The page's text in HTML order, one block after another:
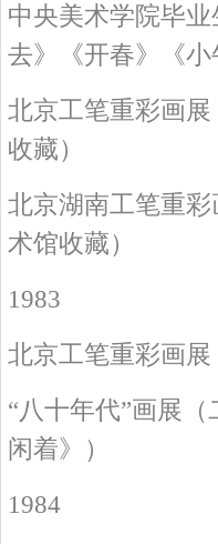
中央美术学院毕
去》《开春》《
北京工笔重彩画
收藏）
北京湖南工笔重
术馆收藏）
1983
北京工笔重彩画
“八十年代”画展
闲着》）
1984